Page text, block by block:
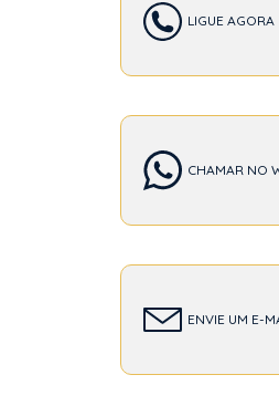
LIGUE AGORA
CHAMAR NO
ENVIE UM E-